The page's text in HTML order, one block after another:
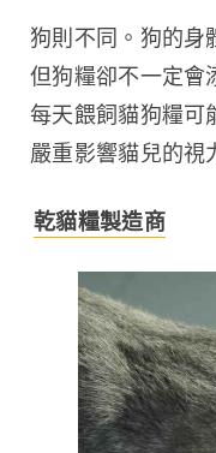
狗則不同。狗的身
但狗糧卻不一定會
每天餵飼貓狗糧可
嚴重影響貓兒的視
乾貓糧製造商